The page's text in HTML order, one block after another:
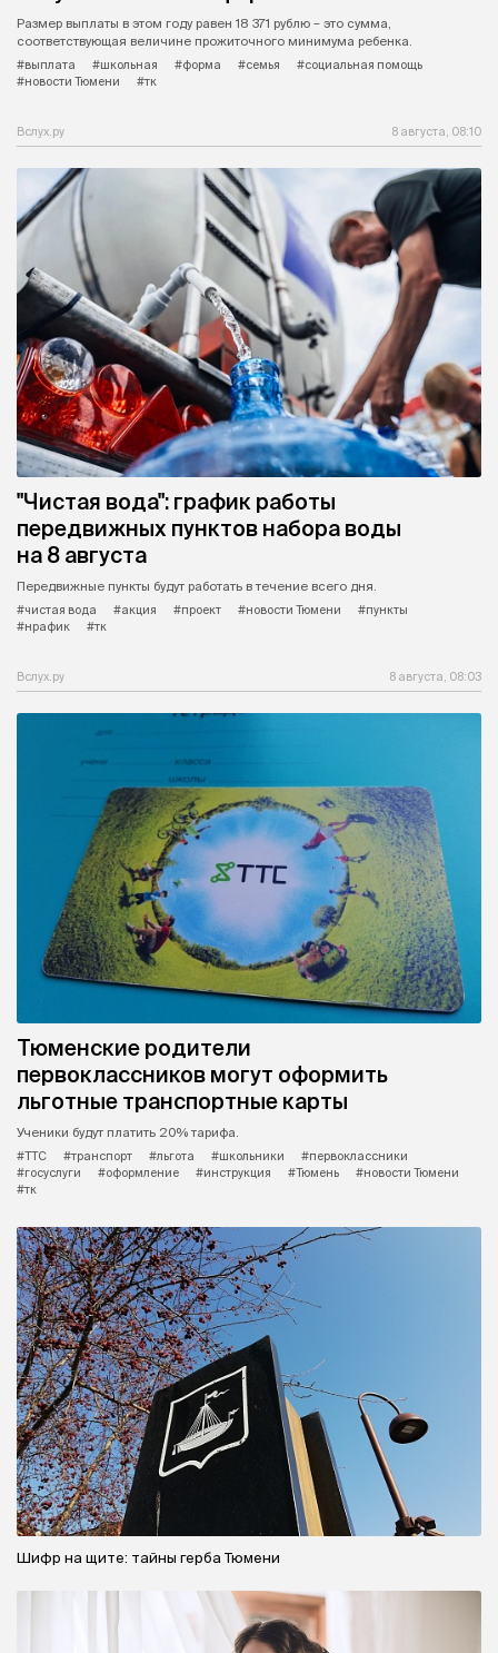
Размер выплаты в этом году равен 18 371 рублю – это сумма,
соответствующая величине прожиточного минимума ребенка.
#выплата
#школьная #форма #семья
#социальная помощь
#новости Тюмени
#тк
Вслух.ру 8 августа, 08:10
"Чистая вода": график работы
передвижных пунктов набора воды
на 8 августа
Передвижные пункты будут работать в течение всего дня.
#чистая вода
#акция #проект #новости Тюмени
#пункты
#нрафик
#тк
Вслух.ру 8 августа, 08:03
Тюменские родители
первоклассников могут оформить
льготные транспортные карты
Ученики будут платить 20% тарифа.
#ТТС
#транспорт #льгота #школьники
#первоклассники
#госуслуги
#оформление #инструкция #Тюмень
#новости Тюмени
#тк
Шифр на щите: тайны герба Тюмени